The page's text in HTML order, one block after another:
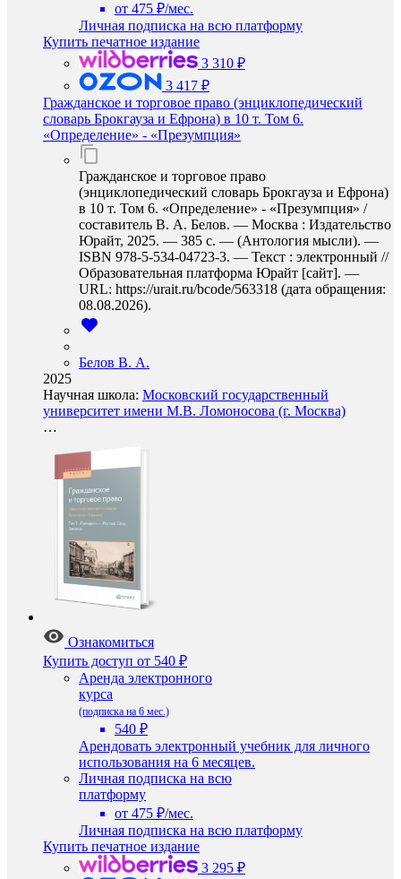
от 475 ₽/мес.
Личная подписка на всю платформу
Купить печатное издание
3 310 ₽
3 417 ₽
Гражданское и торговое право (энциклопедический
словарь Брокгауза и Ефрона) в 10 т. Том 6.
«Определение» - «Презумпция»
Гражданское и торговое право
(энциклопедический словарь Брокгауза и Ефрона)
в 10 т. Том 6. «Определение» - «Презумпция» /
составитель В. А. Белов. — Москва : Издательство
Юрайт, 2025. — 385 с. — (Антология мысли). —
ISBN 978-5-534-04723-3. — Текст : электронный //
Образовательная платформа Юрайт [сайт]. —
URL: https://urait.ru/bcode/563318 (дата обращения:
08.08.2026).
Белов В. А.
2025
Научная школа: Московский государственный
университет имени М.В. Ломоносова (г. Москва)
…
Ознакомиться
Купить доступ от 540 ₽
Аренда электронного
курса
(подписка на 6 мес.)
540 ₽
Арендовать электронный учебник для личного
использования на 6 месяцев.
Личная подписка на всю
платформу
от 475 ₽/мес.
Личная подписка на всю платформу
Купить печатное издание
3 295 ₽